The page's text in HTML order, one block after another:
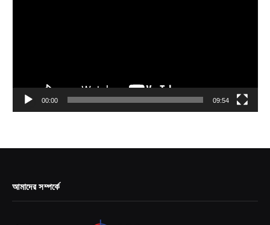
00:00 09:54
আমাদের সম্পর্কে